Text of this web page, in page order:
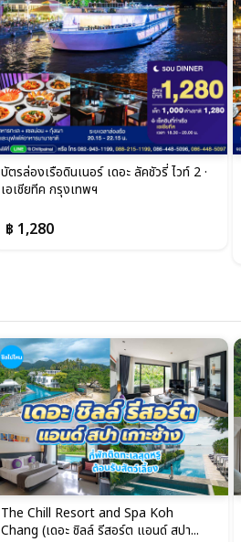
บัตรล่องเรือดินเนอร์ เดอะ ลัคชัวรี่ ไวท์ 2 ·
เอเชียทีค กรุงเทพฯ
฿ 1,280
The Chill Resort and Spa Koh
Chang (เดอะ ชิลล์ รีสอร์ต แอนด์ สปา...